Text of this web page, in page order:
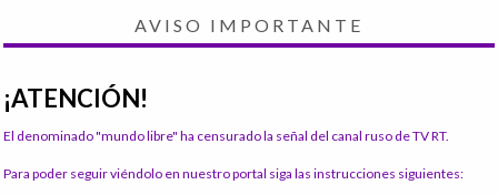
AVISO IMPORTANTE
¡ATENCIÓN!
El denominado "mundo libre" ha censurado la señal del canal ruso de TV RT.
Para poder seguir viéndolo en nuestro portal siga las instrucciones siguientes: